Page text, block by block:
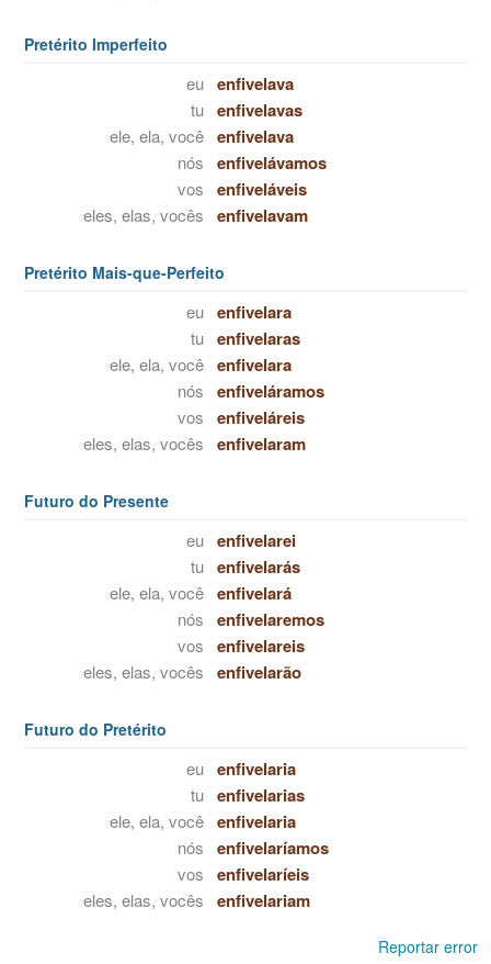
Pretérito Imperfeito
eu enfivelava
tu enfivelavas
ele, ela, você enfivelava
nós enfivelávamos
vos enfiveláveis
eles, elas, vocês enfivelavam
Pretérito Mais-que-Perfeito
eu enfivelara
tu enfivelaras
ele, ela, você enfivelara
nós enfiveláramos
vos enfiveláreis
eles, elas, vocês enfivelaram
Futuro do Presente
eu enfivelarei
tu enfivelarás
ele, ela, você enfivelará
nós enfivelaremos
vos enfivelareis
eles, elas, vocês enfivelarão
Futuro do Pretérito
eu enfivelaria
tu enfivelarias
ele, ela, você enfivelaria
nós enfivelaríamos
vos enfivelaríeis
eles, elas, vocês enfivelariam
Reportar error